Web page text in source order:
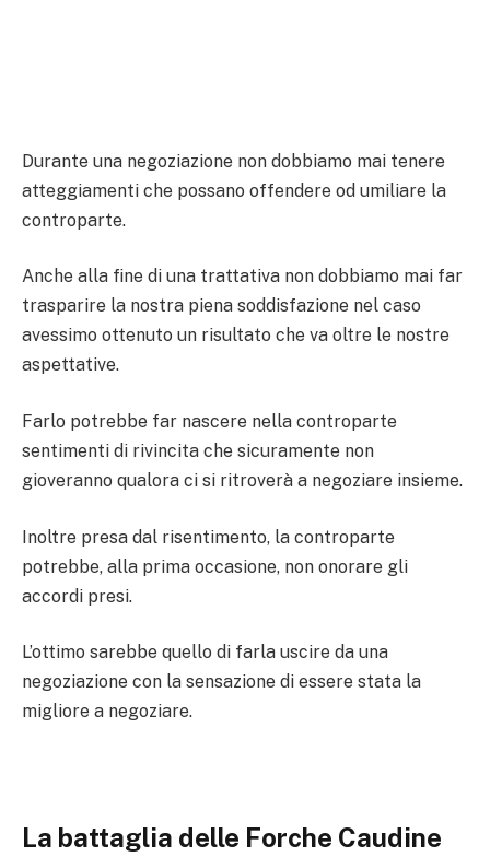
Durante una negoziazione non dobbiamo mai tenere
atteggiamenti che possano offendere od umiliare la
controparte.
Anche alla fine di una trattativa non dobbiamo mai far
trasparire la nostra piena soddisfazione nel caso
avessimo ottenuto un risultato che va oltre le nostre
aspettative.
Farlo potrebbe far nascere nella controparte
sentimenti di rivincita che sicuramente non
gioveranno qualora ci si ritroverà a negoziare insieme.
Inoltre presa dal risentimento, la controparte
potrebbe, alla prima occasione, non onorare gli
accordi presi.
L’ottimo sarebbe quello di farla uscire da una
negoziazione con la sensazione di essere stata la
migliore a negoziare.
La battaglia delle Forche Caudine